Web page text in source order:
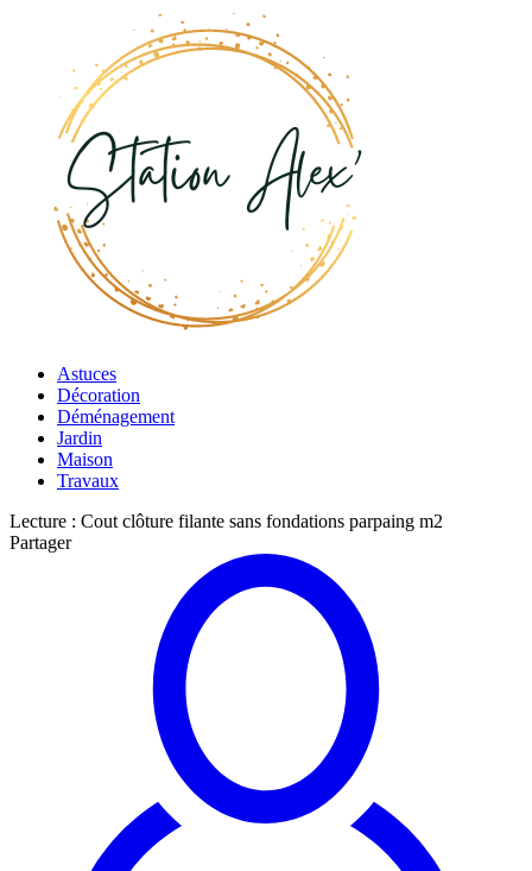
Astuces
Décoration
Déménagement
Jardin
Maison
Travaux
Lecture : Cout clôture filante sans fondations parpaing m2
Partager